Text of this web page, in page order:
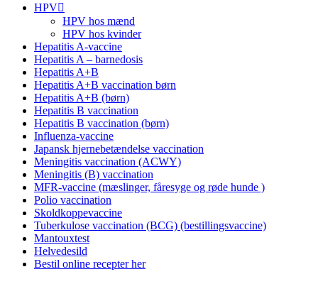
HPV
HPV hos mænd
HPV hos kvinder
Hepatitis A-vaccine​
Hepatitis A – barnedosis
Hepatitis A+B
Hepatitis A+B vaccination børn
Hepatitis A+B (børn)
Hepatitis B vaccination
Hepatitis B vaccination (børn)
Influenza-vaccine
Japansk hjernebetændelse vaccination
Meningitis vaccination (ACWY)
Meningitis (B) vaccination
MFR-vaccine (mæslinger, fåresyge og røde hunde )
Polio vaccination
Skoldkoppevaccine
Tuberkulose vaccination (BCG) (bestillingsvaccine)
Mantouxtest
Helvedesild
Bestil online recepter her